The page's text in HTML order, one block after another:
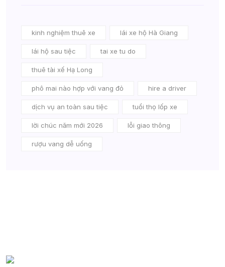
kinh nghiệm thuê xe lái xe hộ Hà Giang
lái hộ sau tiệc tai xe tu do
thuê tài xế Hạ Long
phô mai nào hợp với vang đỏ hire a driver
dịch vụ an toàn sau tiệc tuổi thọ lốp xe
lời chúc năm mới 2026 lỗi giao thông
rượu vang dễ uống